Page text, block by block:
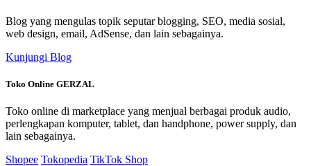
Blog yang mengulas topik seputar blogging, SEO, media sosial,
web design, email, AdSense, dan lain sebagainya.
Kunjungi Blog
Toko Online GERZAL
Toko online di marketplace yang menjual berbagai produk audio,
perlengkapan komputer, tablet, dan handphone, power supply, dan
lain sebagainya.
Shopee Tokopedia TikTok Shop